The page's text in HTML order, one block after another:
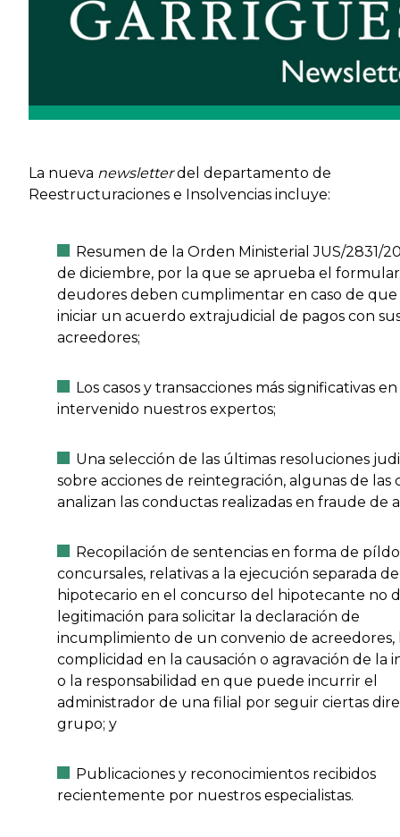
La nueva newsletterdel departamento de
Reestructuraciones e Insolvencias incluye:
Resumen de la Orden Ministerial JUS/2831/
de diciembre, por la que se aprueba el
deudores deben cumplimentar en caso de que
iniciar un acuerdo extrajudicial de pagos con
acreedores;
Los casos y transacciones más significativas
intervenido nuestros expertos;
Una selección de las últimas resoluciones
sobre acciones de reintegración, algunas de las
analizan las conductas realizadas en fraude de
Recopilación de sentencias en forma de
concursales, relativas a la ejecución separada
hipotecario en el concurso del hipotecante no
legitimación para solicitar la declaración de
incumplimiento de un convenio de acreedores,
complicidad en la causación o agravación de la
o la responsabilidad en que puede incurrir el
administrador de una filial por seguir ciertas
grupo; y
Publicaciones y reconocimientos recibidos
recientemente por nuestros especialistas.